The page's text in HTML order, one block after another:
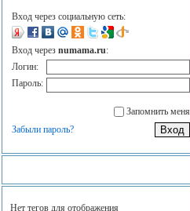
Вход через социальную сеть:
Вход через numama.ru:
Логин:
Пароль:
Запомнить меня
Забыли пароль?
Нет тегов для отображения